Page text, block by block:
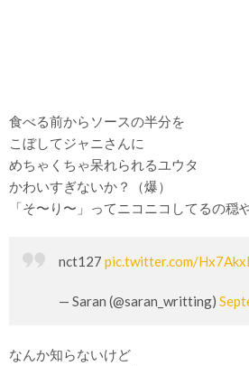
食べる前からソースの半分を
こぼしてジャニさんに
めちゃくちゃ呆れられるユウタ
かわいすぎないか？（爆）
「そ〜り〜」ってニコニコしてるの穏
nct127 pic.twitter.com/
— Saran (@saran_writting)
なんか知らないけど